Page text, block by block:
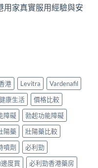
用家真實服用經驗與安
港 Levitra
Vardenafil
康生活
價格比較
障礙
勃起功能障礙
陽藥
壯陽藥比較
噴劑
必利勁
度買
必利勁香港藥房